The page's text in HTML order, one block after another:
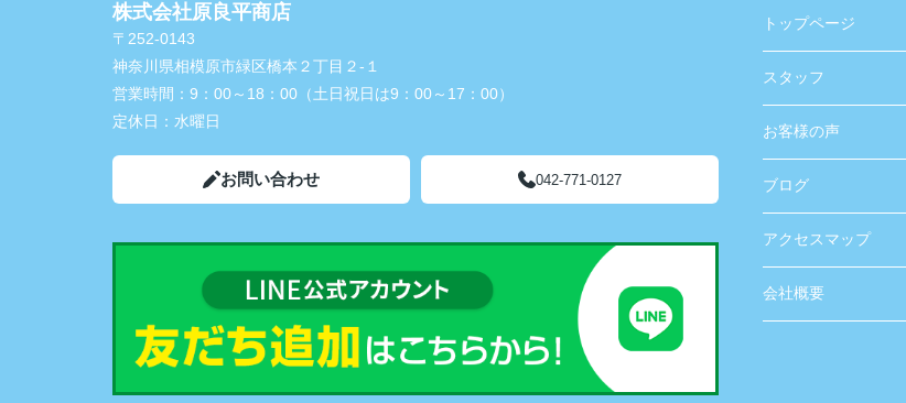
株式会社原良平商店
〒252-0143
神奈川県相模原市緑区橋本２丁目２-１
営業時間： 9：00～18：00（土日祝日は9：00～17：00）
定休日： 水曜日
お問い合わせ 042-771-0127
トップページ
スタッフ
お客様の声
ブログ
アクセスマップ
会社概要